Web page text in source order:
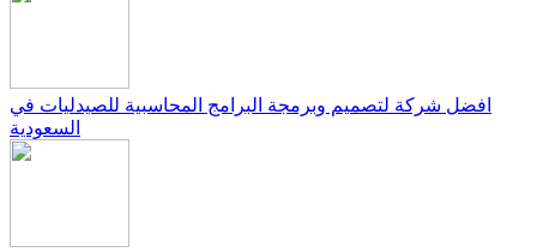
افضل شركة لتصميم وبرمجة البرامج المحاسبية للصيدليات في
السعودية